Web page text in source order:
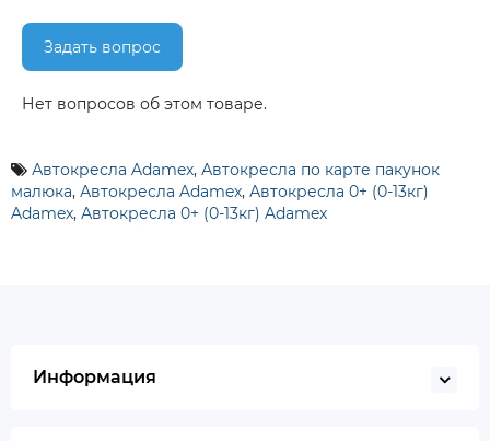
Задать вопрос
Нет вопросов об этом товаре.
Автокресла Adamex, Автокресла по карте пакунок
малюка, Автокресла Adamex, Автокресла 0+ (0-13кг)
Adamex, Автокресла 0+ (0-13кг) Adamex
Информация